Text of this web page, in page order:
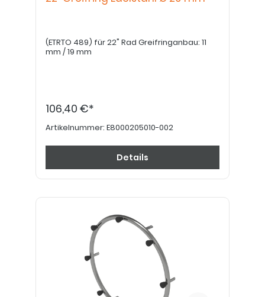
(ETRTO 489) für 22" Rad Greifringanbau: 11
mm / 19 mm
106,40 €*
Artikelnummer: E8000205010-002
Details